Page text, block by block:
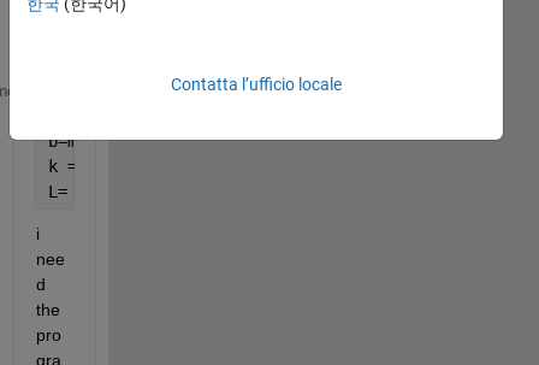
,zn % known data
b=max(z)
k =3.322*log(n)
L= (max(z)-min(z))/k
i
nee
d
the
pro
gra
한국 (한국어)
Contatta l’ufficio locale